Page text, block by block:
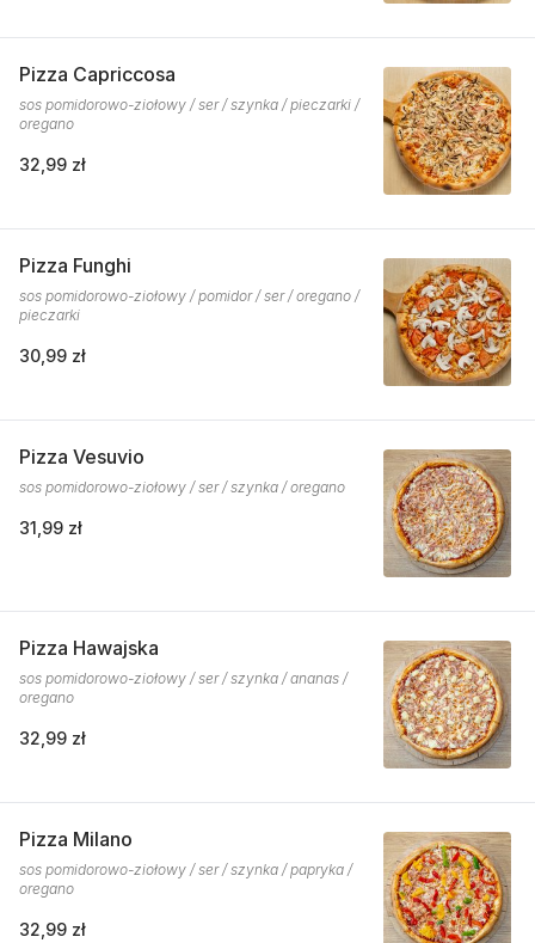
Pizza Capriccosa
sos pomidorowo-ziołowy / ser / szynka / pieczarki /
oregano
32,99 zł
Pizza Funghi
sos pomidorowo-ziołowy / pomidor / ser / oregano /
pieczarki
30,99 zł
Pizza Vesuvio
sos pomidorowo-ziołowy / ser / szynka / oregano
31,99 zł
Pizza Hawajska
sos pomidorowo-ziołowy / ser / szynka / ananas /
oregano
32,99 zł
Pizza Milano
sos pomidorowo-ziołowy / ser / szynka / papryka /
oregano
32,99 zł